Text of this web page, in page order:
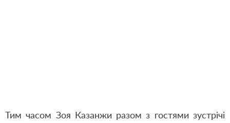
Тим часом Зоя Казанжи разом з гостями зустрічі